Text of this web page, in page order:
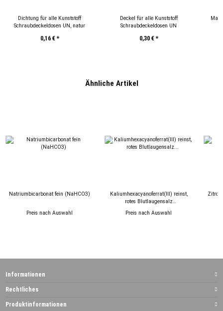
Dichtung für alle Kunststoff
Schraubdeckeldosen UN, natur
0,16 €*
Deckel für alle Kunststoff
Schraubdeckeldosen UN
0,30 €*
Ähnliche Artikel
Natriumbicarbonat fein (NaHCO3)
Preis nach Auswahl
Kaliumhexacyanoferrat(III) reinst,
rotes Blutlaugensalz
Preis nach Auswahl
Informationen
Rechtliches
Produktinformationen